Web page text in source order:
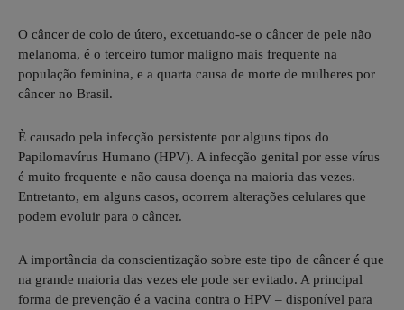
O câncer de colo de útero, excetuando-se o câncer de pele não
melanoma, é o terceiro tumor maligno mais frequente na
população feminina, e a quarta causa de morte de mulheres por
câncer no Brasil.
È causado pela infecção persistente por alguns tipos do
Papilomavírus Humano (HPV). A infecção genital por esse vírus
é muito frequente e não causa doença na maioria das vezes.
Entretanto, em alguns casos, ocorrem alterações celulares que
podem evoluir para o câncer.
A importância da conscientização sobre este tipo de câncer é que
na grande maioria das vezes ele pode ser evitado. A principal
forma de prevenção é a vacina contra o HPV – disponível para